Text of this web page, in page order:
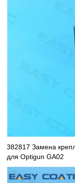
382817 Замена
для Optigun GA02